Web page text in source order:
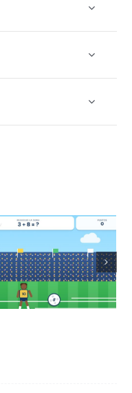
Partido de sumas